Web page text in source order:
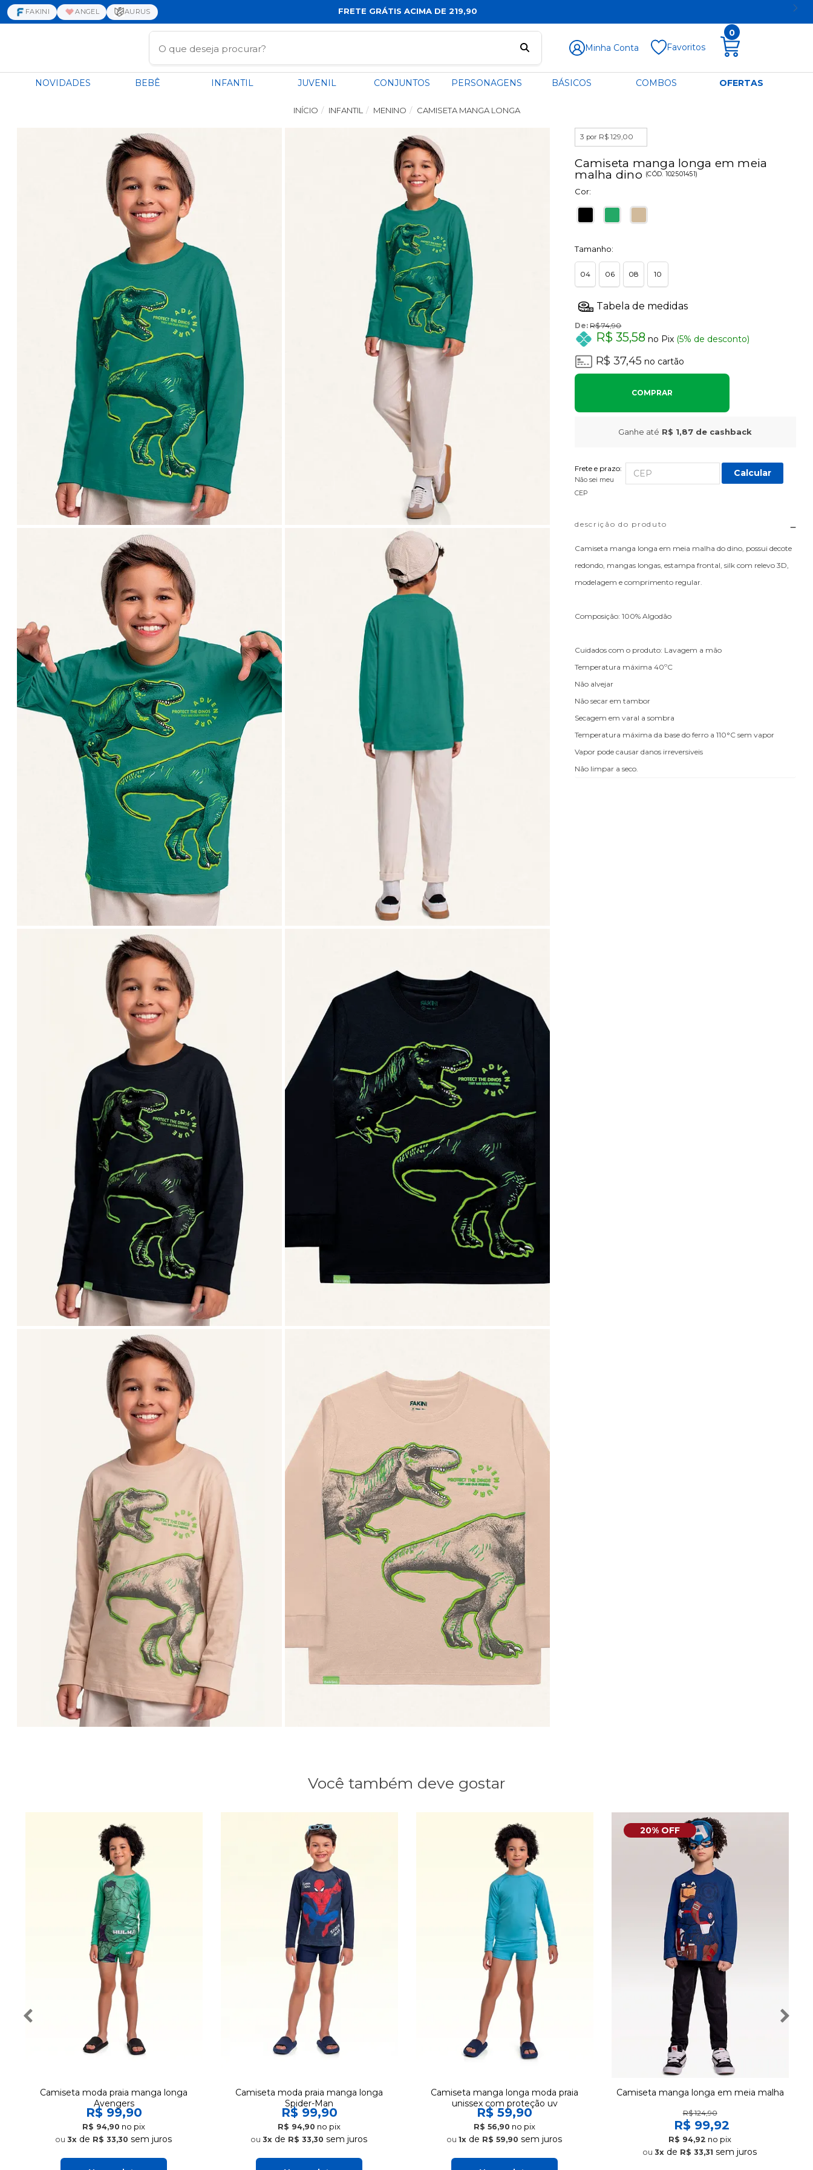
FAKINI ANGEL AURUS FRETE GRÁTIS ACIMA DE 219,90
Minha Conta Favoritos
0
NOVIDADES BEBÊ INFANTIL JUVENIL CONJUNTOS PERSONAGENS BÁSICOS COMBOS OFERTAS
INÍCIO INFANTIL MENINO CAMISETA MANGA LONGA
3 por R$ 129,00
Camiseta manga longa em meia
malha dino (CÓD. 102501451)
Cor:
Tamanho:
04 06 08 10
De:R$ 74,90
R$ 35,58 no Pix (5% de desconto)
R$ 37,45 no cartão
COMPRAR
Ganhe até R$ 1,87 de cashback
Frete e prazo:
Não sei meu
CEP
Calcular
descrição do produto
Camiseta manga longa em meia malha do dino, possui decote
redondo, mangas longas, estampa frontal, silk com relevo 3D,
modelagem e comprimento regular.
Composição: 100% Algodão
Cuidados com o produto: Lavagem a mão
Temperatura máxima 40ºC
Não alvejar
Não secar em tambor
Secagem em varal a sombra
Temperatura máxima da base do ferro a 110°C sem vapor
Vapor pode causar danos irreversiveis
Não limpar a seco.
Você também deve gostar
Camiseta moda praia manga longa
Avengers
R$ 99,90
R$ 94,90 no pix
3x de R$ 33,30 sem juros
Camiseta moda praia manga longa
Spider-Man
R$ 99,90
R$ 94,90 no pix
3x de R$ 33,30 sem juros
Camiseta manga longa moda praia
unissex com proteção uv
R$ 59,90
R$ 56,90 no pix
1x de R$ 59,90 sem juros
20% OFF
Camiseta manga longa em meia malha
R$ 124,90
R$ 99,92
R$ 94,92 no pix
3x de R$ 33,31 sem juros